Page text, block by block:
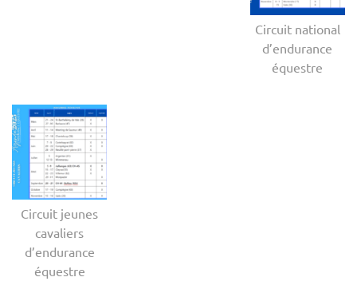
Circuit national
d’endurance
équestre
Circuit jeunes
cavaliers
d’endurance
équestre